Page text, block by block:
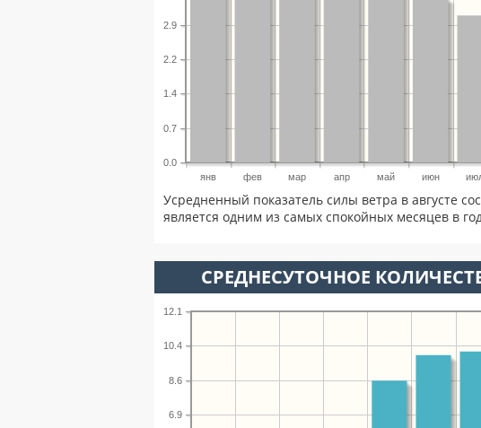
янв фев мар апр май июн
0.0
0.7
1.4
2.2
2.9
Усредненный показатель силы ветра в августе
является одним из самых спокойных месяцев в
СРЕДНЕСУТОЧНОЕ
6.9
8.6
10.4
12.1